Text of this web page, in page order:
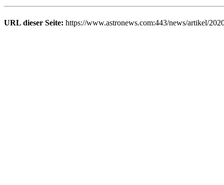
URL dieser Seite: https://www.astronews.com:443/news/artikel/